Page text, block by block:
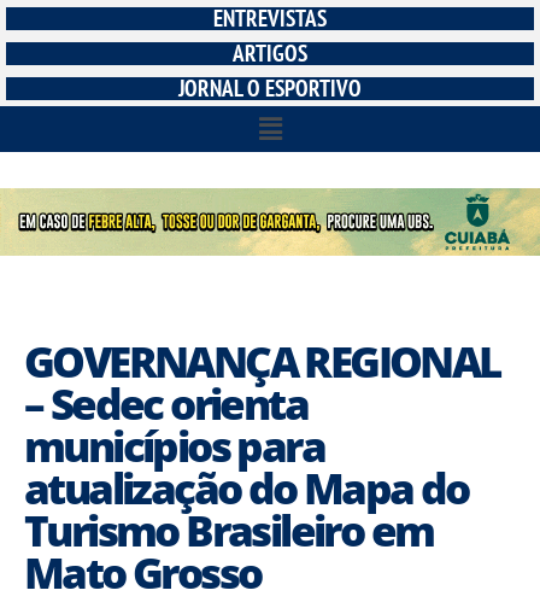
ENTREVISTAS
ARTIGOS
JORNAL O ESPORTIVO
GOVERNANÇA REGIONAL
– Sedec orienta
municípios para
atualização do Mapa do
Turismo Brasileiro em
Mato Grosso